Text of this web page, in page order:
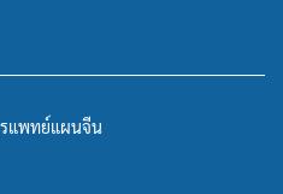
รแพทย์แผนจีน